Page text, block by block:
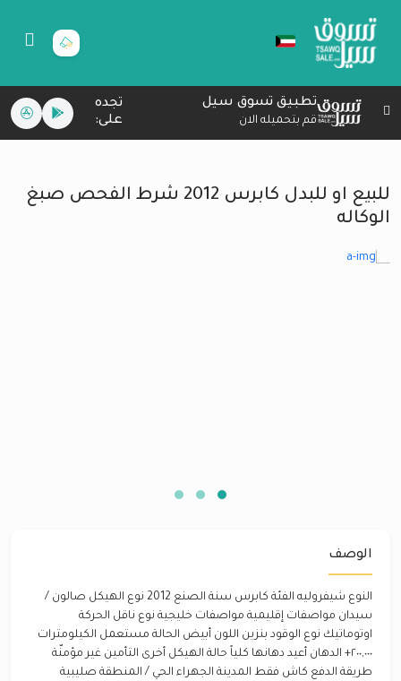
تطبيق تسوق سيل
قم بتحميله الان
تجده
على:
للبيع او للبدل كابرس 2012 شرط الفحص صبغ
الوكاله
الوصف
النوع شيفروليه الفئة كابرس سنة الصنع 2012 نوع الهيكل صالون /
سيدان مواصفات إقليمية مواصفات خليجية نوع ناقل الحركة
اوتوماتيك نوع الوقود بنزين اللون أبيض الحالة مستعمل الكيلومترات
٢٠٠,٠٠٠+ الدهان أعيد دهانها كلياً حالة الهيكل أخرى التأمين غير مؤمنّة
طريقة الدفع كاش فقط المدينة الجهراء الحي / المنطقة صليبية